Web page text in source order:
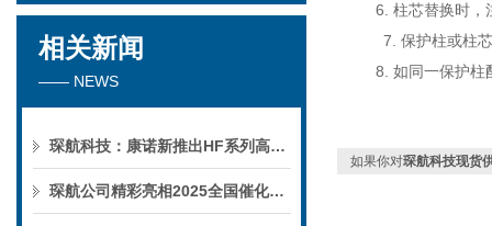
相关新闻
—— NEWS
琛航科技：康诺新推出HF系列高压恒流泵
琛航公司精彩亮相2025全国催化学术会议
6. 柱芯替换时，
7. 保护柱或柱
8. 如同一保护柱
如果你对琛航科技现货